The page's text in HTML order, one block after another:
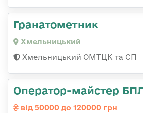
Гранатометник
Хмельницький
Хмельницький ОМТЦК та СП
Оператор-майстер
від 50000 до 120000 грн